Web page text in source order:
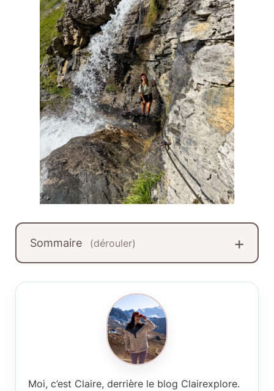
Sommaire (dérouler)
Moi, c’est Claire, derrière le blog Clairexplore.